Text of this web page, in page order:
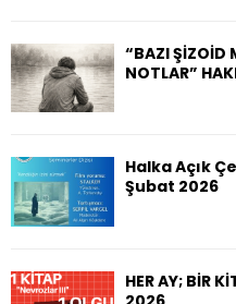
“BAZI ŞİZOİD
NOTLAR”
Halka Açık
Şubat 2026
HER AY; BİR